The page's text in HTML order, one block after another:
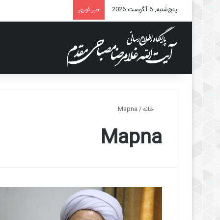
پنج‌شنبه, 6 آگوست 2026 خبر فوری
خانه/
Mapna
Mapna